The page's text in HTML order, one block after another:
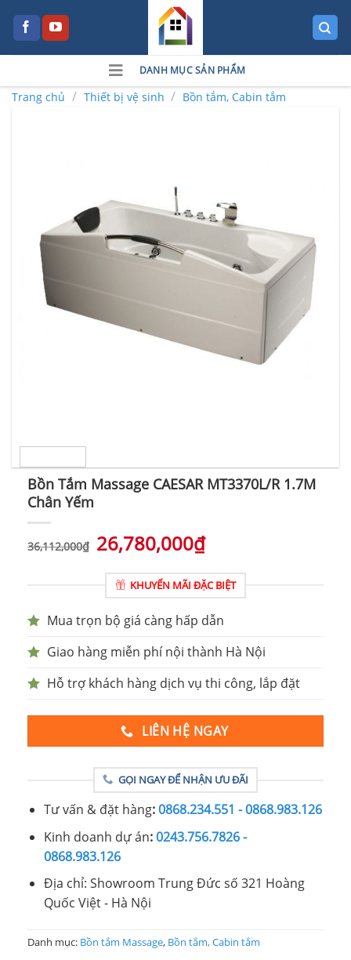
DANH MỤC SẢN PHẨM
Trang chủ / Thiết bị vệ sinh / Bồn tắm, Cabin tắm
Bồn Tắm Massage CAESAR MT3370L/R 1.7M
Chân Yếm
36,112,000₫ 26,780,000₫
KHUYẾN MÃI ĐẶC BIỆT
Mua trọn bộ giá càng hấp dẫn
Giao hàng miễn phí nội thành Hà Nội
Hỗ trợ khách hàng dịch vụ thi công, lắp đặt
LIÊN HỆ NGAY
GỌI NGAY ĐỂ NHẬN ƯU ĐÃI
Tư vấn & đặt hàng:0868.234.551 - 0868.983.126
Kinh doanh dự án:0243.756.7826 -
0868.983.126
Địa chỉ: Showroom Trung Đức số 321 Hoàng
Quốc Việt - Hà Nội
Danh mục: Bồn tắm Massage, Bồn tắm, Cabin tắm